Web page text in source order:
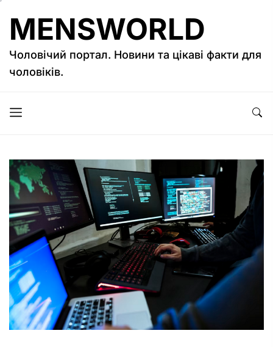
до
вмісту
MENSWORLD
Чоловічий портал. Новини та цікаві факти для
чоловіків.